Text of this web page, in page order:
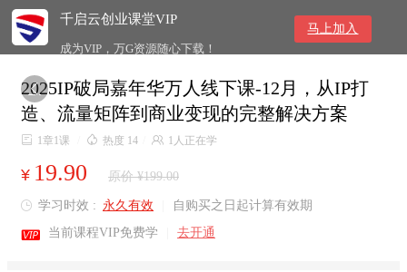
千启云创业课堂VIP
成为VIP，万G资源随心下载！
马上加入

2025IP破局嘉年华万人线下课-12月，从IP打
造、流量矩阵到商业变现的完整解决方案
 1章1课  热度 14  1人正在学
¥ 19.90 原价 ¥199.00
 学习时效 : 永久有效 自购买之日起计算有效期
 当前课程VIP免费学 去开通